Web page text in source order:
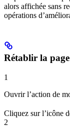
alors affichée sans
opérations
Rétablir la
1
Ouvrir l’action de
Cliquez sur l’icône
2